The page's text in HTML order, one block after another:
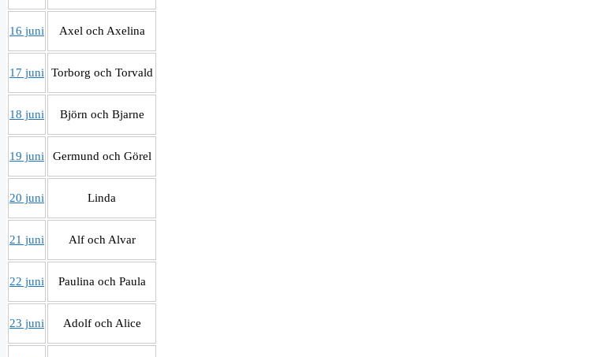
16 juni Axel och Axelina
17 juni Torborg och Torvald
18 juni Björn och Bjarne
19 juni Germund och Görel
20 juni Linda
21 juni Alf och Alvar
22 juni Paulina och Paula
23 juni Adolf och Alice